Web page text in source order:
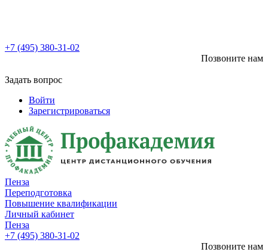
+7 (495) 380-31-02
Позвоните нам
Задать вопрос
Войти
Зарегистрироваться
Пенза
Переподготовка
Повышение квалификации
Личный кабинет
Пенза
+7 (495) 380-31-02
Позвоните нам